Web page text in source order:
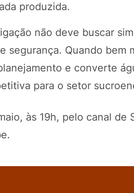
produzida.
não deve buscar
Quando bem
e converte
para o setor
às 19h, pelo canal de